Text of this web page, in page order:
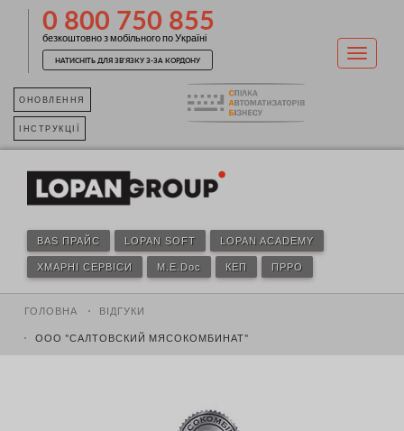
0 800 750 855
безкоштовно з мобільного по Україні
НАТИСНІТЬ ДЛЯ ЗВ'ЯЗКУ З-ЗА КОРДОНУ
ОНОВЛЕННЯ
ІНСТРУКЦІЇ
BAS ПРАЙС LOPAN SOFT LOPAN ACADEMY
ХМАРНІ СЕРВІСИ M.E.Doc КЕП ПРРО
ГОЛОВНА ВІДГУКИ
ООО "САЛТОВСКИЙ МЯСОКОМБИНАТ"